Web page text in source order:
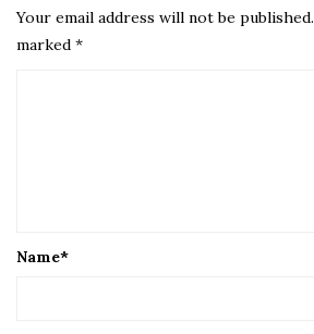
Your email address will not be published.
marked *
Name*